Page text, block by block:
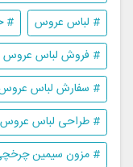
# لباس عروس
#
# فروش لباس عروس
# سفارش لباس
# طراحی لباس عروس
# مزون سیمین